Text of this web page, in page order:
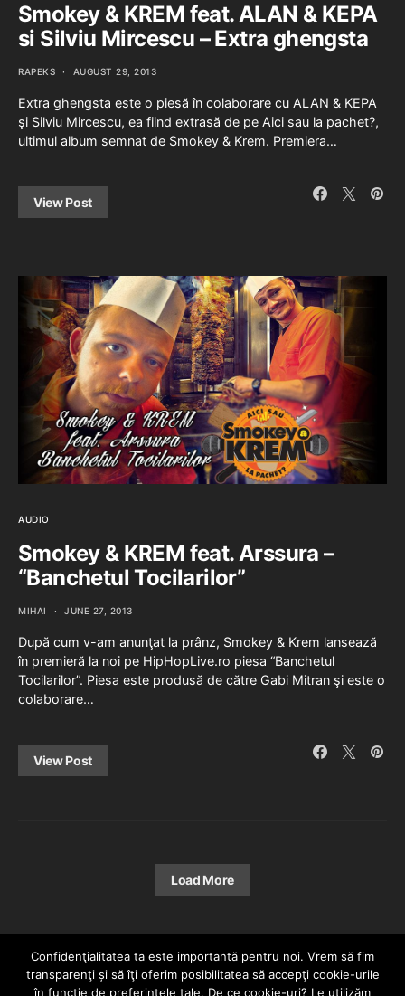
Smokey & KREM feat. ALAN & KEPA
si Silviu Mircescu – Extra ghengsta
RAPEKS AUGUST 29, 2013
Extra ghengsta este o piesă în colaborare cu ALAN & KEPA
şi Silviu Mircescu, ea fiind extrasă de pe Aici sau la pachet?,
ultimul album semnat de Smokey & Krem. Premiera…
View Post
AUDIO
Smokey & KREM feat. Arssura –
“Banchetul Tocilarilor”
MIHAI JUNE 27, 2013
După cum v-am anunţat la prânz, Smokey & Krem lansează
în premieră la noi pe HipHopLive.ro piesa “Banchetul
Tocilarilor”. Piesa este produsă de către Gabi Mitran şi este o
colaborare…
View Post
Load More
Confidenţialitatea ta este importantă pentru noi. Vrem să fim
transparenţi și să îţi oferim posibilitatea să accepţi cookie-urile
în funcţie de preferinţele tale. De ce cookie-uri? Le utilizăm